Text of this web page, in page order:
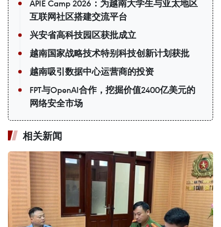
APIE Camp 2026：为越南大学生与亚太地区
互联网社区搭建交流平台
兴安省高科技园区获批成立
越南国家战略技术特别科技创新计划获批
越南吸引数据中心运营商的投资
FPT与OpenAI合作，挖掘价值2400亿美元的
网络安全市场
相关新闻